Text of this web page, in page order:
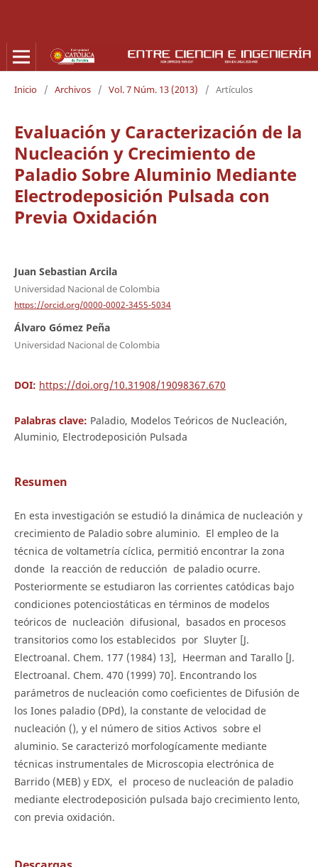
Inicio / Archivos / Vol. 7 Núm. 13 (2013) / Artículos
Evaluación y Caracterización de la
Nucleación y Crecimiento de
Paladio Sobre Aluminio Mediante
Electrodeposición Pulsada con
Previa Oxidación
Juan Sebastian Arcila
Universidad Nacional de Colombia
https://orcid.org/0000-0002-3455-5034
Álvaro Gómez Peña
Universidad Nacional de Colombia
DOI: https://doi.org/10.31908/19098367.670
Palabras clave: Paladio, Modelos Teóricos de Nucleación,
Aluminio, Electrodeposición Pulsada
Resumen
En esta investigación se estudió la dinámica de nucleación y
crecimiento de Paladio sobre aluminio. El empleo de la
técnica de voltametría cíclica, permitió encontrar la zona
donde la reacción de reducción de paladio ocurre.
Posteriormente se estudiaron las corrientes catódicas bajo
condiciones potenciostáticas en términos de modelos
teóricos de nucleación difusional, basados en procesos
transitorios como los establecidos por Sluyter [J.
Electroanal. Chem. 177 (1984) 13], Heerman and Tarallo [J.
Electroanal. Chem. 470 (1999) 70]. Encontrando los
parámetros de nucleación como coeficientes de Difusión de
los Iones paladio (DPd), la constante de velocidad de
nucleación (), y el número de sitios Activos sobre el
aluminio. Se caracterizó morfologícamente mediante
técnicas instrumentales de Microscopia electrónica de
Barrido (MEB) y EDX, el proceso de nucleación de paladio
mediante electrodeposición pulsada bajo crecimiento lento,
con previa oxidación.